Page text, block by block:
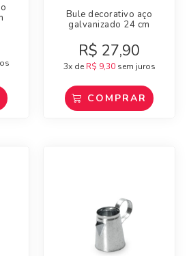
Bule decorativo aço
galvanizado 24 cm
R$ 27,90
3x de R$ 9,30sem juros
COMPRAR